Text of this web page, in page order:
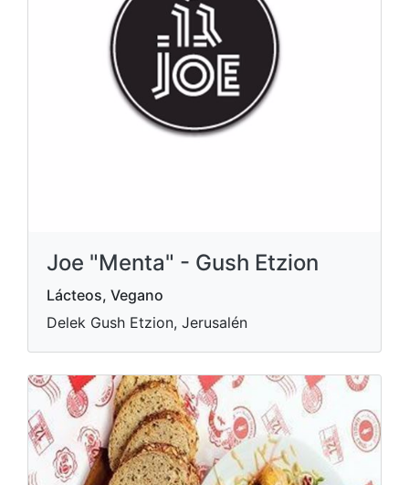
Joe "Menta" - Gush Etzion
Lácteos, Vegano
Delek Gush Etzion, Jerusalén